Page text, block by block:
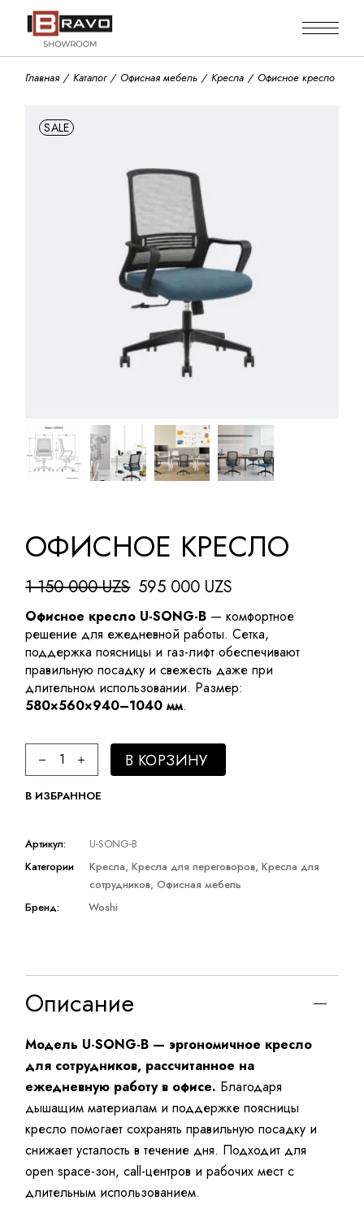
Главная Каталог Офисная мебель Кресла Офисное кресло
SALE
ОФИСНОЕ КРЕСЛО
1 150 000UZS
Первоначальная
цена
составляла
1
150
000 UZS.
595 000 UZS
Текущая
цена:
595
000 UZS.
Офисное кресло U-SONG-B — комфортное
решение для ежедневной работы. Сетка,
поддержка поясницы и газ-лифт обеспечивают
правильную посадку и свежесть даже при
длительном использовании. Размер:
580×560×940–1040 мм.
Офисное кресло quantity
В КОРЗИНУ
В ИЗБРАННОЕ
Артикул:
U-SONG-B
Категории
Кресла,Кресла для переговоров,Кресла для
сотрудников,Офисная мебель
Бренд:
Woshi
Описание
Модель U-SONG-B — эргономичное кресло
для сотрудников, рассчитанное на
ежедневную работу в офисе. Благодаря
дышащим материалам и поддержке поясницы
кресло помогает сохранять правильную посадку и
снижает усталость в течение дня. Подходит для
open space-зон, call-центров и рабочих мест с
длительным использованием.